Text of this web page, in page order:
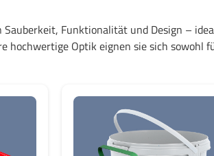
Funktionalität und Design –
Optik eignen sie sich sowohl